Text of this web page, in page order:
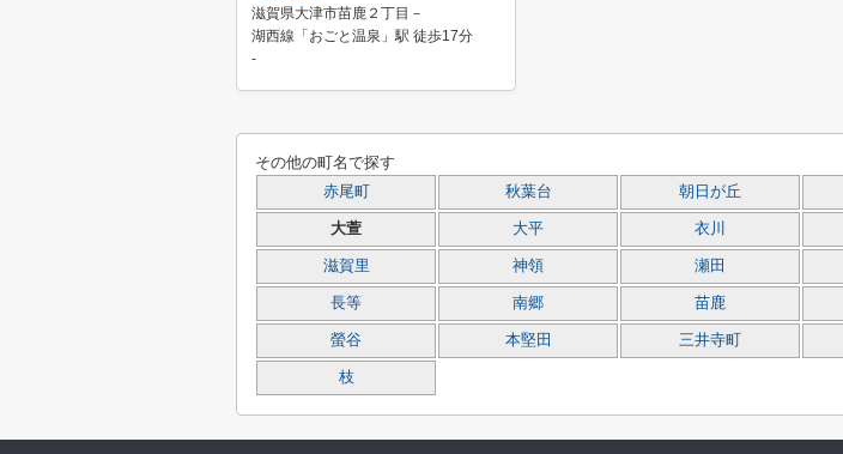
滋賀県大津市苗鹿２丁目－
湖西線「おごと温泉」駅 徒歩17分
-
その他の町名で探す
赤尾町 秋葉台 朝日が丘
大萱 大平 衣川
滋賀里 神領 瀬田
長等 南郷 苗鹿
螢谷 本堅田 三井寺町
枝